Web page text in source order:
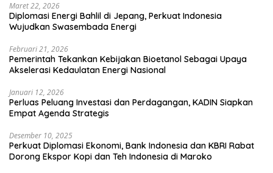
Maret 22, 2026
Diplomasi Energi Bahlil di Jepang, Perkuat Indonesia
Wujudkan Swasembada Energi
Februari 21, 2026
Pemerintah Tekankan Kebijakan Bioetanol Sebagai Upaya
Akselerasi Kedaulatan Energi Nasional
Januari 12, 2026
Perluas Peluang Investasi dan Perdagangan, KADIN Siapkan
Empat Agenda Strategis
Desember 10, 2025
Perkuat Diplomasi Ekonomi, Bank Indonesia dan KBRI Rabat
Dorong Ekspor Kopi dan Teh Indonesia di Maroko